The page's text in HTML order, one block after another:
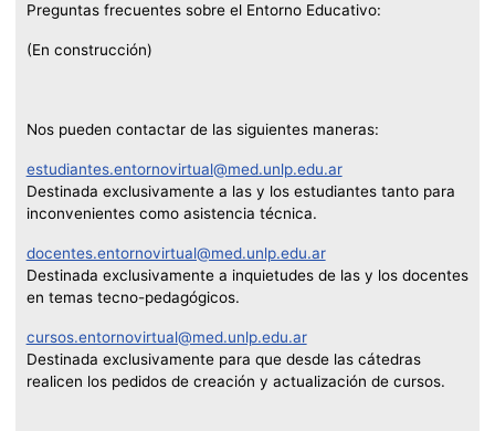
Preguntas frecuentes sobre el Entorno Educativo:
(En construcción)
Nos pueden contactar de las siguientes maneras:
estudiantes.entornovirtual@med.unlp.edu.ar
Destinada exclusivamente a las y los estudiantes tanto para
inconvenientes como asistencia técnica.
docentes.entornovirtual@med.unlp.edu.ar
Destinada exclusivamente a inquietudes de las y los docentes
en temas tecno-pedagógicos.
cursos.entornovirtual@med.unlp.edu.ar
Destinada exclusivamente para que desde las cátedras
realicen los pedidos de creación y actualización de cursos.